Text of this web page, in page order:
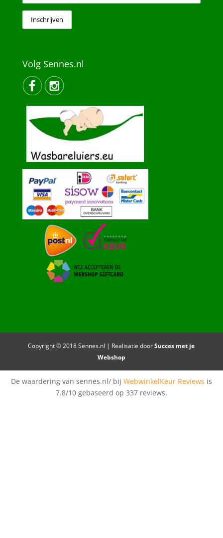
Volg Sennes.nl
Copyright © 2018 Sennes.nl | Realisatie doorSucces met je
Webshop
De waardering van sennes.nl/ bij WebwinkelKeur Reviews is
7.8/10 gebaseerd op 337 reviews.